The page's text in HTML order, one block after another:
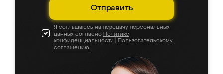
Отправить
Я соглашаюсь на передачу персональных
данных согласно Политике
конфиденциальности
Пользовательскому
соглашению